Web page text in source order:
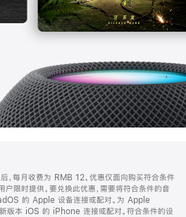
，每月收费为 RMB 12。优惠仅面向购买符合条件
限时提供。要兑换此优惠，需要将符合条件的音
的 Apple 设备连接或配对。为 Apple
版本 iOS 的 iPhone 连接或配对。符合条件的设